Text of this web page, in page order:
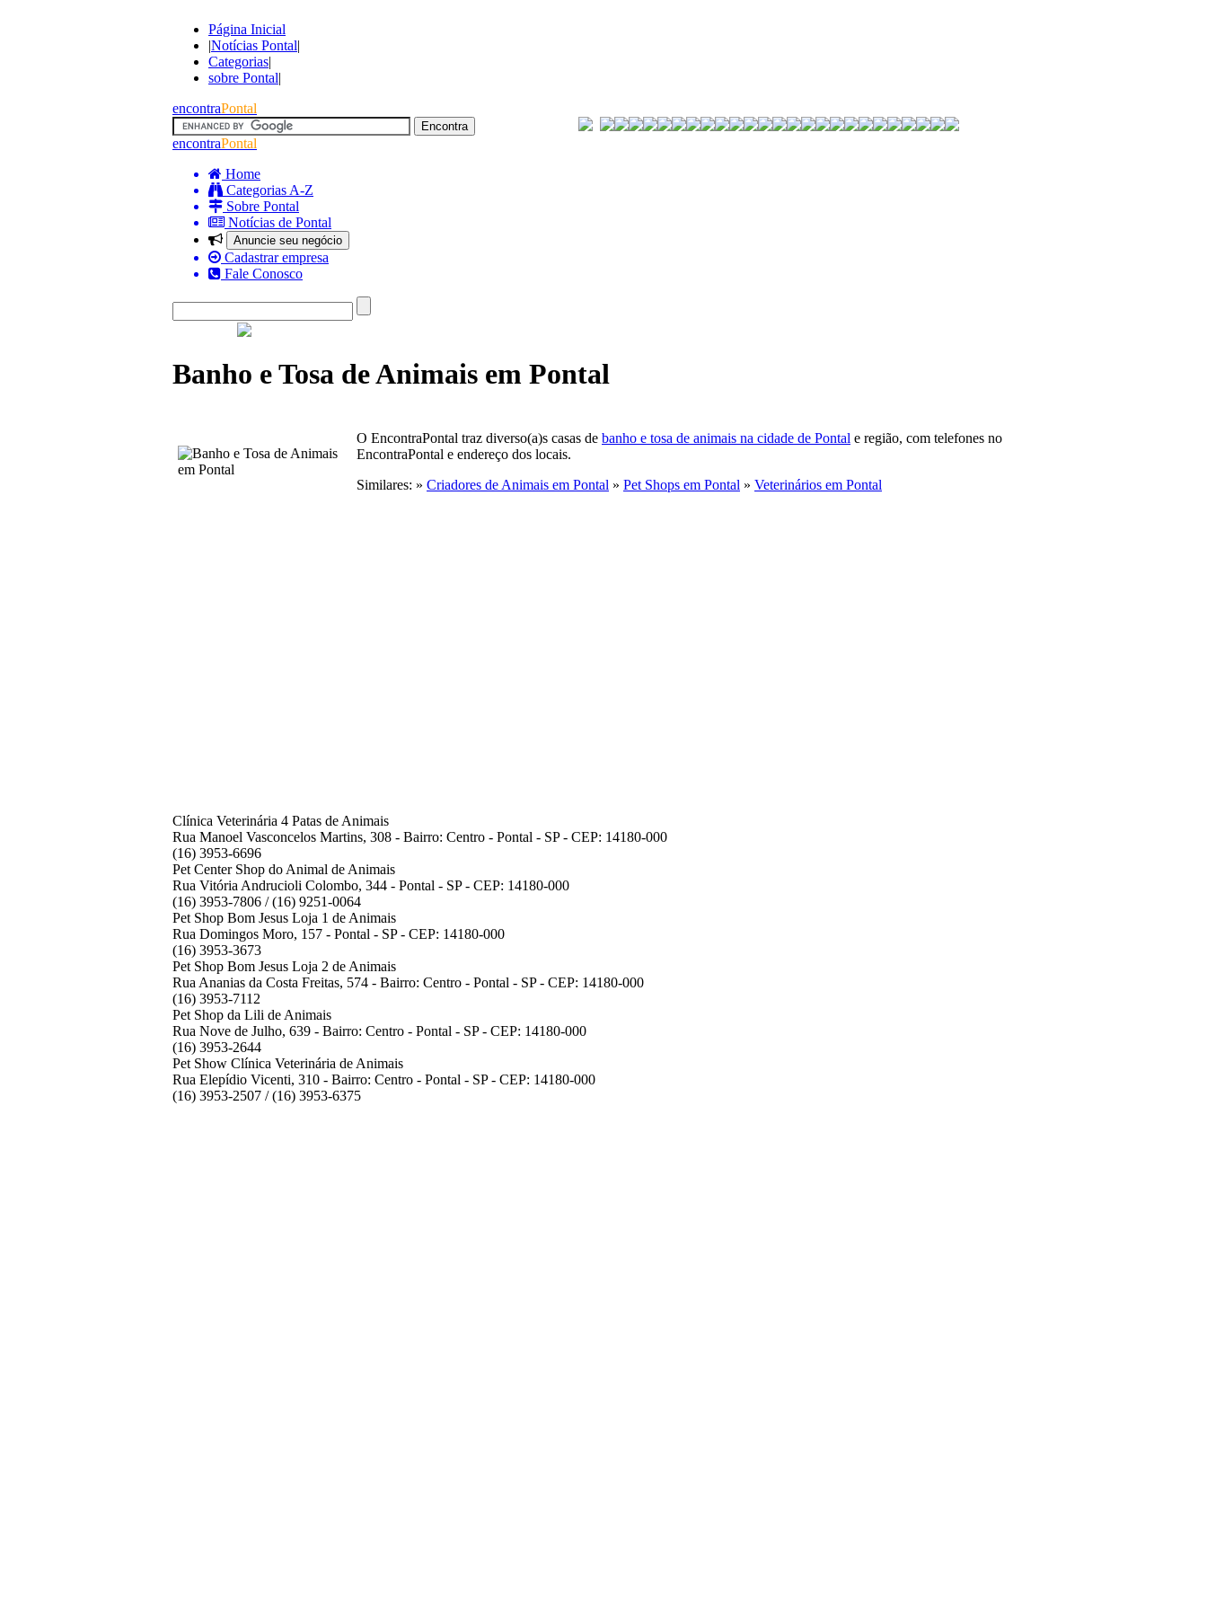
Página Inicial
|Notícias Pontal|
Categorias|
sobre Pontal|
encontraPontal
encontraPontal
Home
Categorias A-Z
Sobre Pontal
Notícias de Pontal
Anuncie seu negócio
Cadastrar empresa
Fale Conosco
Banho e Tosa de Animais em Pontal
O EncontraPontal traz diverso(a)s casas de banho e tosa de animais na cidade de Pontal e região, com telefones no
EncontraPontal e endereço dos locais.
Similares: » Criadores de Animais em Pontal » Pet Shops em Pontal » Veterinários em Pontal
Clínica Veterinária 4 Patas de Animais
Rua Manoel Vasconcelos Martins, 308 - Bairro: Centro - Pontal - SP - CEP: 14180-000
(16) 3953-6696
Pet Center Shop do Animal de Animais
Rua Vitória Andrucioli Colombo, 344 - Pontal - SP - CEP: 14180-000
(16) 3953-7806 / (16) 9251-0064
Pet Shop Bom Jesus Loja 1 de Animais
Rua Domingos Moro, 157 - Pontal - SP - CEP: 14180-000
(16) 3953-3673
Pet Shop Bom Jesus Loja 2 de Animais
Rua Ananias da Costa Freitas, 574 - Bairro: Centro - Pontal - SP - CEP: 14180-000
(16) 3953-7112
Pet Shop da Lili de Animais
Rua Nove de Julho, 639 - Bairro: Centro - Pontal - SP - CEP: 14180-000
(16) 3953-2644
Pet Show Clínica Veterinária de Animais
Rua Elepídio Vicenti, 310 - Bairro: Centro - Pontal - SP - CEP: 14180-000
(16) 3953-2507 / (16) 3953-6375